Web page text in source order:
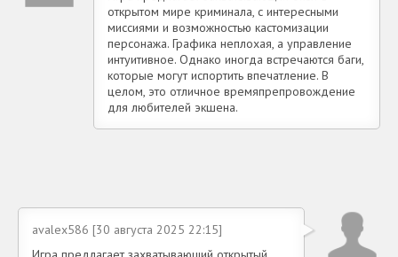
открытом мире криминала, с интересными
миссиями и возможностью кастомизации
персонажа. Графика неплохая, а управление
интуитивное. Однако иногда встречаются баги,
которые могут испортить впечатление. В
целом, это отличное времяпрепровождение
для любителей экшена.
avalex586 [30 августа 2025 22:15]